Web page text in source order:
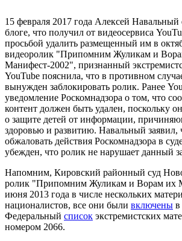
15 февраля 2017 года Алексей
блоге, что получил от видеосервиса
просьбой удалить размещенный им в
видеоролик "Припомним Жуликам и
Манифест-2002", признанный
YouTube пояснила, что в противном
вынужден заблокировать ролик. Ранее
уведомление Роскомнадзора о том, что
контент должен быть удален, поскольку
о защите детей от информации,
здоровью и развитию. Навальный заявил,
обжаловать действия Роскомнадзора в
убежден, что ролик не нарушает данный
Напомним, Кировский районный суд
ролик "Припомним Жуликам и Ворам их
июня 2013 года в числе нескольких
националистов, все они были включены в
Федеральный список экстремистских
номером 2066.